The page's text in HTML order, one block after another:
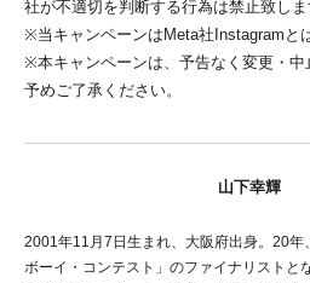
社が不適切を判断する行為は禁止致しま
※当キャンペーンはMeta社Instagramと
※本キャンペーンは、予告なく変更・
予めご了承ください。
山下幸輝
2001年11月7日生まれ、大阪府出身。20年
ボーイ・コンテスト」のファイナリストと